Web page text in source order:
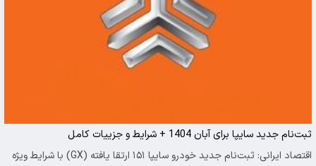
ثبت‌نام جدید سایپا برای آبان 1404 + شرایط و جزییات کامل
اقتصاد ایرانی: ثبت‌نام جدید خودرو سایپا ۱۵۱ ارتقا یافته (GX) با شرایط ویژه